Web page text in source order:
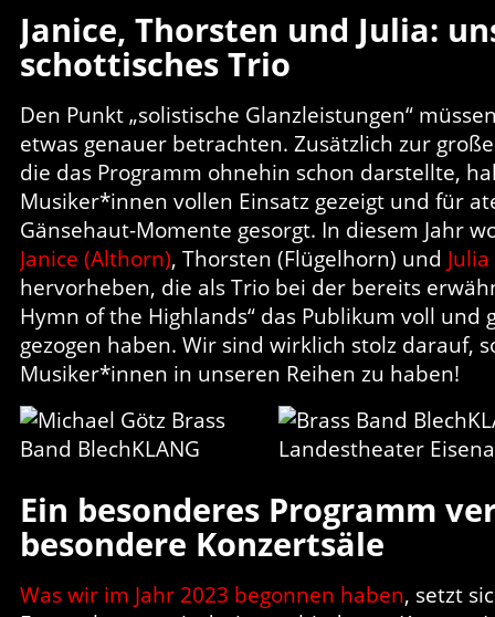
Janice, Thorsten und Julia:
schottisches Trio
Den Punkt „solistische Glanzleistungen“
etwas genauer betrachten. Zusätzlich zur
die das Programm ohnehin schon darstellte,
Musiker*innen vollen Einsatz gezeigt und für
Gänsehaut-Momente gesorgt. In diesem Jahr
Janice (Althorn), Thorsten (Flügelhorn) und
hervorheben, die als Trio bei der bereits
Hymn of the Highlands“ das Publikum voll und
gezogen haben. Wir sind wirklich stolz darauf,
Musiker*innen in unseren Reihen zu haben!
Ein besonderes Programm
besondere Konzertsäle
Was wir im Jahr 2023 begonnen haben, setzt